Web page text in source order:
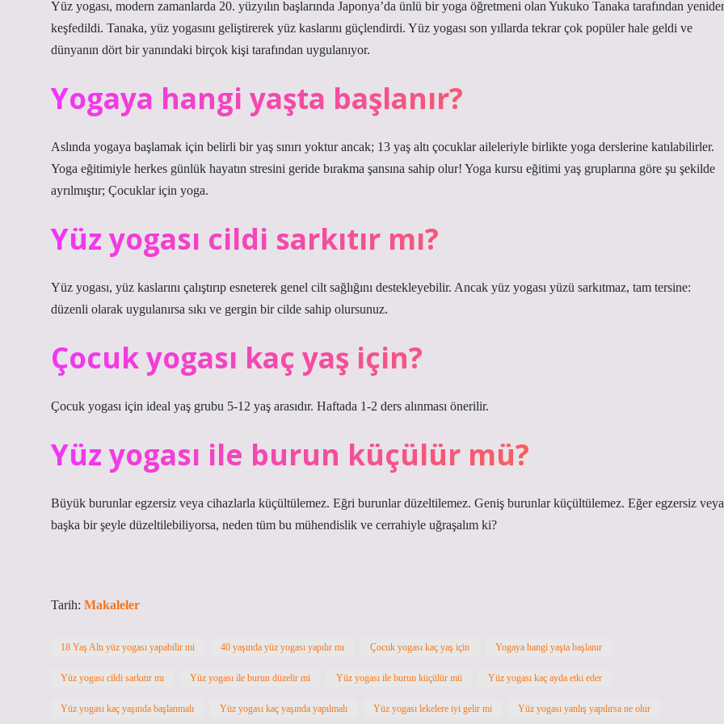
Yüz yogası, modern zamanlarda 20. yüzyılın başlarında Japonya’da ünlü bir yoga öğretmeni olan Yukuko Tanaka tarafından
keşfedildi. Tanaka, yüz yogasını geliştirerek yüz kaslarını güçlendirdi. Yüz yogası son yıllarda tekrar çok popüler hale geldi ve
dünyanın dört bir yanındaki birçok kişi tarafından uygulanıyor.
Yogaya hangi yaşta başlanır?
Aslında yogaya başlamak için belirli bir yaş sınırı yoktur ancak; 13 yaş altı çocuklar aileleriyle birlikte yoga derslerine katılabilirler.
Yoga eğitimiyle herkes günlük hayatın stresini geride bırakma şansına sahip olur! Yoga kursu eğitimi yaş gruplarına göre şu şekilde
ayrılmıştır; Çocuklar için yoga.
Yüz yogası cildi sarkıtır mı?
Yüz yogası, yüz kaslarını çalıştırıp esneterek genel cilt sağlığını destekleyebilir. Ancak yüz yogası yüzü sarkıtmaz, tam tersine:
düzenli olarak uygulanırsa sıkı ve gergin bir cilde sahip olursunuz.
Çocuk yogası kaç yaş için?
Çocuk yogası için ideal yaş grubu 5-12 yaş arasıdır. Haftada 1-2 ders alınması önerilir.
Yüz yogası ile burun küçülür mü?
Büyük burunlar egzersiz veya cihazlarla küçültülemez. Eğri burunlar düzeltilemez. Geniş burunlar küçültülemez. Eğer egzersiz veya
başka bir şeyle düzeltilebiliyorsa, neden tüm bu mühendislik ve cerrahiyle uğraşalım ki?
Tarih: Makaleler
18 Yaş Altı yüz yogası yapabilir mi 40 yaşında yüz yogası yapılır mı Çocuk yogası kaç yaş için Yogaya hangi yaşta başlanır
Yüz yogası cildi sarkıtır mı Yüz yogası ile burun düzelir mi Yüz yogası ile burun küçülür mü Yüz yogası kaç ayda etki eder
Yüz yogası kaç yaşında başlanmalı Yüz yogası kaç yaşında yapılmalı Yüz yogası lekelere iyi gelir mi Yüz yogası yanlış yapılırsa ne olur